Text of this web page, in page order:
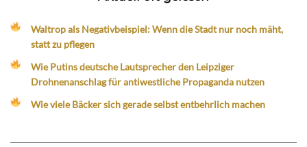
Waltrop als Negativbeispiel: Wenn die Stadt nur noch mäht,
statt zu pflegen
Wie Putins deutsche Lautsprecher den Leipziger
Drohnenanschlag für antiwestliche Propaganda nutzen
Wie viele Bäcker sich gerade selbst entbehrlich machen